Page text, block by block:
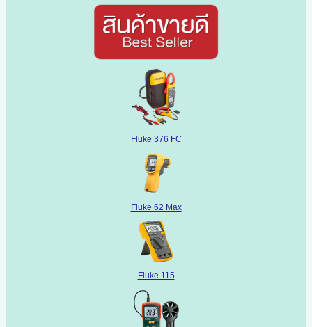
Fluke 376 FC
Fluke 62 Max
Fluke 115